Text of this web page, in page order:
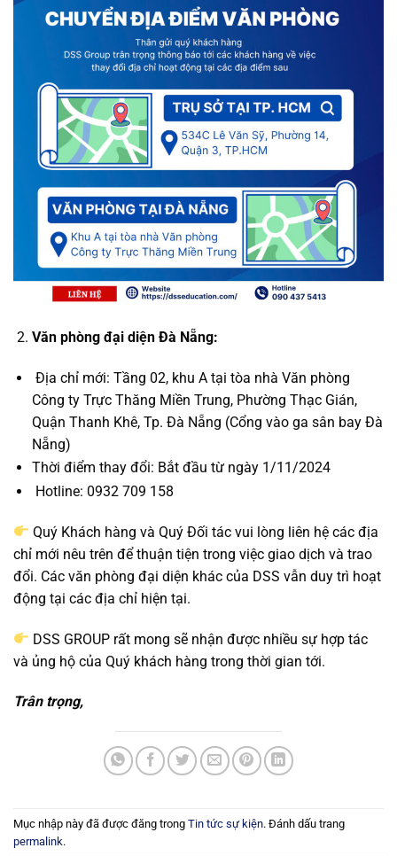
Văn phòng đại diện Đà Nẵng:
Địa chỉ mới: Tầng 02, khu A tại tòa nhà Văn phòng
Công ty Trực Thăng Miền Trung, Phường Thạc Gián,
Quận Thanh Khê, Tp. Đà Nẵng (Cổng vào ga sân bay Đà
Nẵng)
Thời điểm thay đổi: Bắt đầu từ ngày 1/11/2024
Hotline: 0932 709 158
Quý Khách hàng và Quý Đối tác vui lòng liên hệ các địa
chỉ mới nêu trên để thuận tiện trong việc giao dịch và trao
đổi. Các văn phòng đại diện khác của DSS vẫn duy trì hoạt
động tại các địa chỉ hiện tại.
DSS GROUP rất mong sẽ nhận được nhiều sự hợp tác
và ủng hộ của Quý khách hàng trong thời gian tới.
Trân trọng,
Mục nhập này đã được đăng trong Tin tức sự kiện. Đánh dấu trang
permalink.